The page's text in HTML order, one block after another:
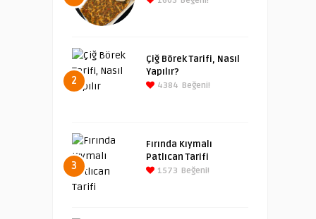
2
Çiğ Börek Tarifi, Nasıl
Yapılır?
4384 Beğeni!
3
Fırında Kıymalı
Patlıcan Tarifi
1573 Beğeni!